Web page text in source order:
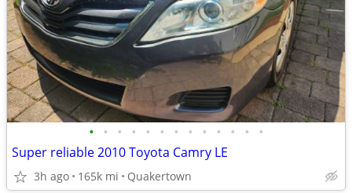
• • • • • • • • • • • • •
Super reliable 2010 Toyota Camry LE
3h ago 165k mi Quakertown